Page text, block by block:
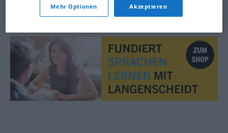
© OpenThesaurus.de
Mehr Optionen Akzeptieren